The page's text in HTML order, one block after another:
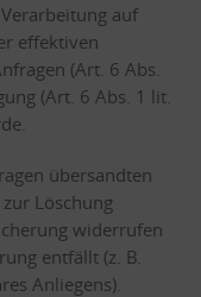
auf
effektiven
(Art. 6 Abs.
(Art. 6 Abs. 1 lit.
übersandten
Löschung
widerrufen
entfällt (z. B.
Anliegens).